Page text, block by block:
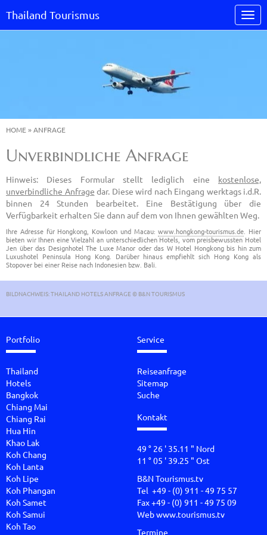
Thailand Tourismus
HOME»ANFRAGE
Unverbindliche Anfrage
Hinweis: Dieses Formular stellt lediglich eine kostenlose,
unverbindliche Anfrage dar. Diese wird nach Eingang werktags i.d.R.
binnen 24 Stunden bearbeitet. Eine Bestätigung über die
Verfügbarkeit erhalten Sie dann auf dem von Ihnen gewählten Weg.
Ihre Adresse für Hongkong, Kowloon und Macau:www.hongkong-tourismus.de. Hier
bieten wir Ihnen eine Vielzahl an unterschiedlichen Hotels, vom preisbewussten Hotel
Jen über das Designhotel The Luxe Manor oder das W Hotel Hongkong bis hin zum
Luxushotel Peninsula Hong Kong. Darüber hinaus empfiehlt sich Hong Kong als
Stopover bei einer Reise nach Indonesien bzw. Bali.
BILDNACHWEIS: THAILAND HOTELS ANFRAGE © B&N TOURISMUS
Portfolio
Thailand
Hotels
Bangkok
Chiang Mai
Chiang Rai
Hua Hin
Khao Lak
Koh Chang
Koh Lanta
Koh Lipe
Koh Phangan
Koh Samet
Koh Samui
Koh Tao
Service
Reiseanfrage
Sitemap
Suche
Kontakt
49 ° 26 ' 35.11 " Nord
11 ° 05 ' 39.25 " Ost
B&N Tourismus.tv
Tel +49 - (0) 911 - 49 75 57
Fax +49 - (0) 911 - 49 75 09
Webwww.tourismus.tv
Termine